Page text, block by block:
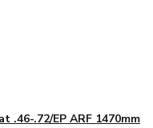
.46-.72/EP ARF 1470mm